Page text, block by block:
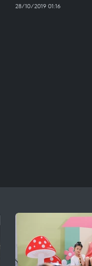
28/10/2019 01:16